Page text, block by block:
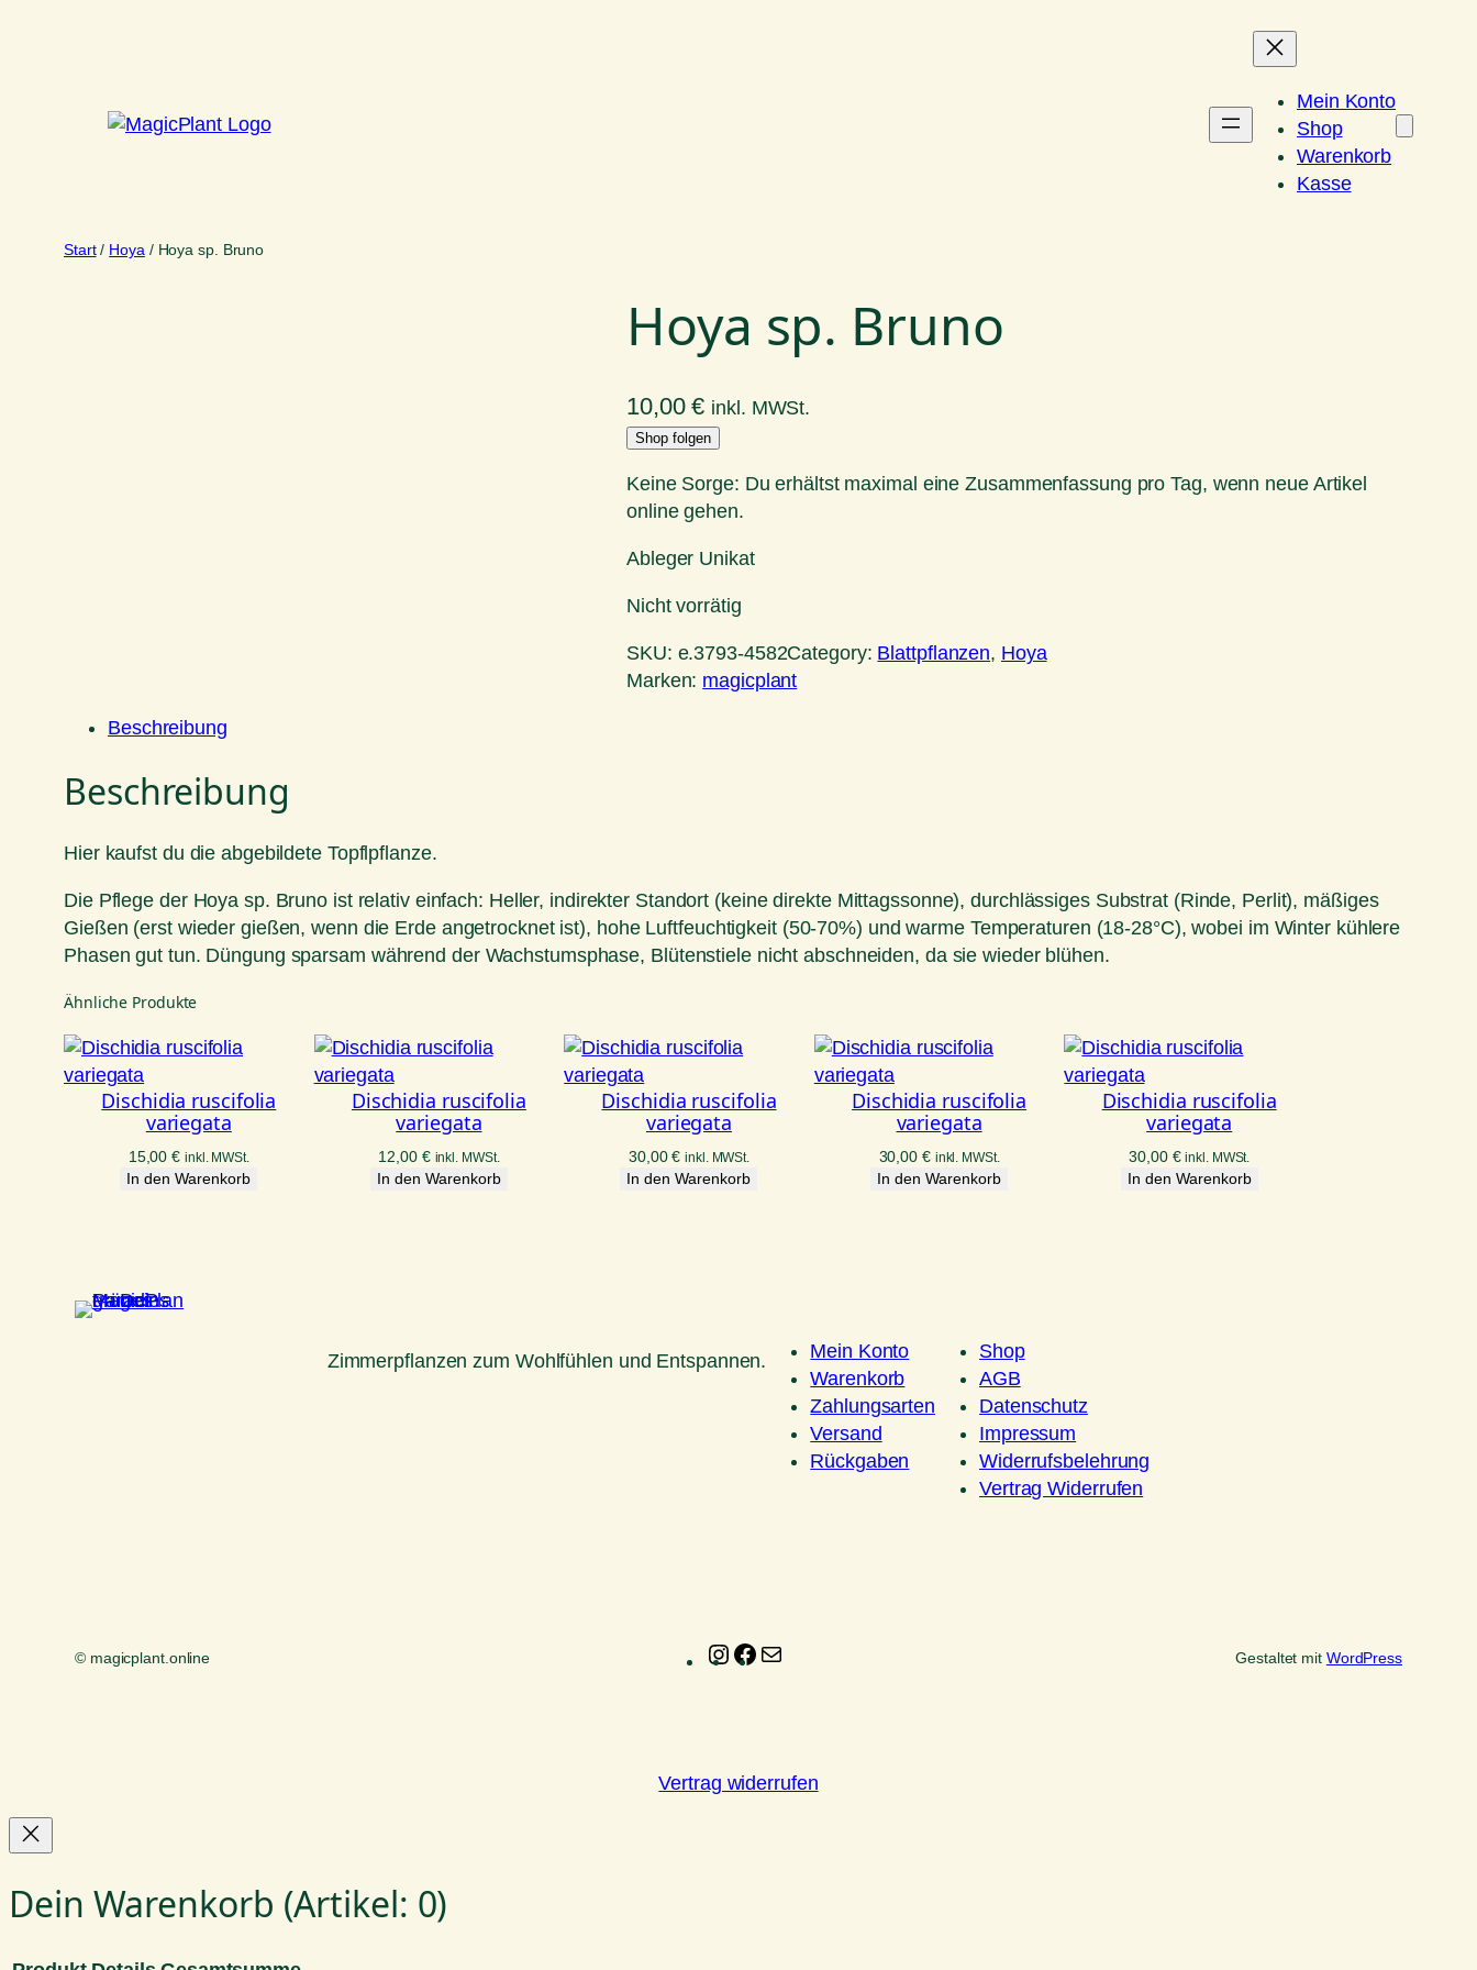
Mein Konto
Shop
Warenkorb
Kasse
Start/ Hoya / Hoya sp. Bruno
Hoya sp. Bruno
10,00€ inkl. MWSt.
Shop folgen
Keine Sorge: Du erhältst maximal eine Zusammenfassung pro Tag, wenn neue Artikel
online gehen.
Ableger Unikat
Nicht vorrätig
SKU: e.3793-4582Category: Blattpflanzen, Hoya
Marken: magicplant
Beschreibung
Beschreibung
Hier kaufst du die abgebildete Topflpflanze.
Die Pflege der Hoya sp. Bruno ist relativ einfach: Heller, indirekter Standort (keine direkte Mittagssonne), durchlässiges Substrat (Rinde, Perlit), mäßiges
Gießen (erst wieder gießen, wenn die Erde angetrocknet ist), hohe Luftfeuchtigkeit (50-70%) und warme Temperaturen (18-28°C), wobei im Winter kühlere
Phasen gut tun. Düngung sparsam während der Wachstumsphase, Blütenstiele nicht abschneiden, da sie wieder blühen.
Ähnliche Produkte
Dischidia ruscifolia
variegata
15,00€ inkl. MWSt.
In den Warenkorb
Dischidia ruscifolia
variegata
12,00 € inkl. MWSt.
In den Warenkorb
Dischidia ruscifolia
variegata
30,00€ inkl. MWSt.
In den Warenkorb
Dischidia ruscifolia
variegata
30,00 € inkl. MWSt.
In den Warenkorb
Dischidia ruscifolia
variegata
30,00 € inkl. MWSt.
In den Warenkorb
Zimmerpflanzen zum Wohlfühlen und Entspannen.
Mein Konto
Warenkorb
Zahlungsarten
Versand
Rückgaben
Shop
AGB
Datenschutz
Impressum
Widerrufsbelehrung
Vertrag Widerrufen
© magicplant.online Instagram
Facebook Gestaltet mit WordPress
Vertrag widerrufen
Dein Warenkorb (Artikel: 0)